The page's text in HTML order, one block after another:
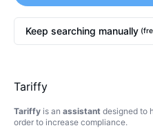
Keep searching manually
Tariffy
Tariffy is an assistant designed to
order to increase compliance.